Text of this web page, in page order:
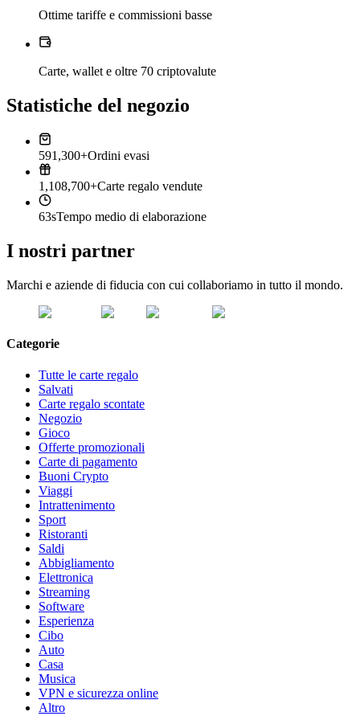
Ottime tariffe e commissioni basse
Carte, wallet e oltre 70 criptovalute
Statistiche del negozio
591,300+Ordini evasi
1,108,700+Carte regalo vendute
63sTempo medio di elaborazione
I nostri partner
Marchi e aziende di fiducia con cui collaboriamo in tutto il mondo.
Categorie
Tutte le carte regalo
Salvati
Carte regalo scontate
Negozio
Gioco
Offerte promozionali
Carte di pagamento
Buoni Crypto
Viaggi
Intrattenimento
Sport
Ristoranti
Saldi
Abbigliamento
Elettronica
Streaming
Software
Esperienza
Cibo
Auto
Casa
Musica
VPN e sicurezza online
Altro